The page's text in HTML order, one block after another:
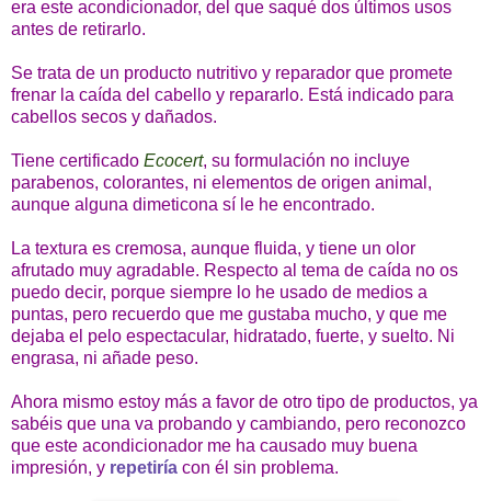
era este acondicionador, del que saqué dos últimos usos
antes de retirarlo.
Se trata de un producto nutritivo y reparador que promete
frenar la caída del cabello y repararlo. Está indicado para
cabellos secos y dañados.
Tiene certificado Ecocert, su formulación no incluye
parabenos, colorantes, ni elementos de origen animal,
aunque alguna dimeticona sí le he encontrado.
La textura es cremosa, aunque fluida, y tiene un olor
afrutado muy agradable. Respecto al tema de caída no os
puedo decir, porque siempre lo he usado de medios a
puntas, pero recuerdo que me gustaba mucho, y que me
dejaba el pelo espectacular, hidratado, fuerte, y suelto. Ni
engrasa, ni añade peso.
Ahora mismo estoy más a favor de otro tipo de productos, ya
sabéis que una va probando y cambiando, pero reconozco
que este acondicionador me ha causado muy buena
impresión, y repetiría con él sin problema.